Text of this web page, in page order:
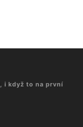
i když to na první